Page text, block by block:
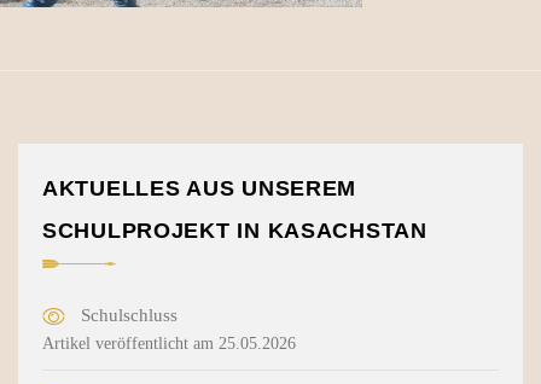
AKTUELLES AUS UNSEREM
SCHULPROJEKT IN KASACHSTAN
Schulschluss
Artikel veröffentlicht am 25.05.2026